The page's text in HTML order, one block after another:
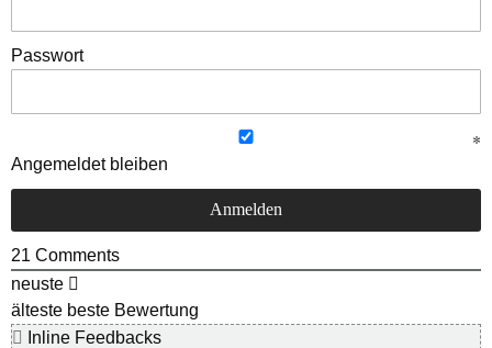
Passwort
Angemeldet bleiben
21 Comments
neuste
älteste beste Bewertung
Inline Feedbacks